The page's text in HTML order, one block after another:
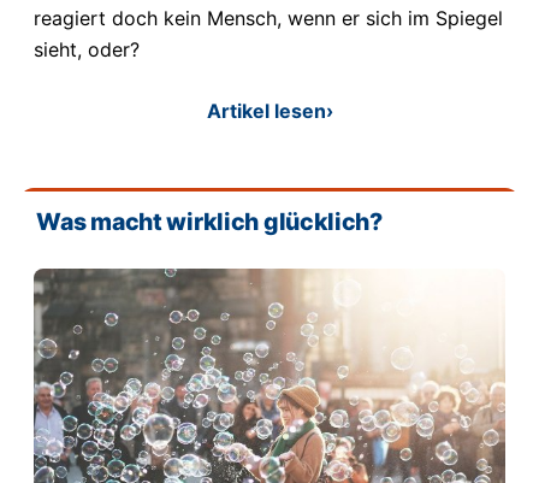
reagiert doch kein Mensch, wenn er sich im Spiegel
sieht, oder?
Artikel lesen›
Was macht wirklich glücklich?